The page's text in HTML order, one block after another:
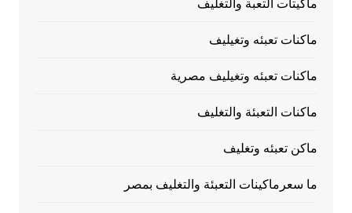
ماكيتات التعبة والتغليف
ماكنات تعبئه وتغيليف
ماكنات تعبئه وتغيليف مصرية
ماكنات التعبئة والتغليف
ماكن تعبئه وتغليف
ما سعرماكينات التعبئة والتغليف بمصر